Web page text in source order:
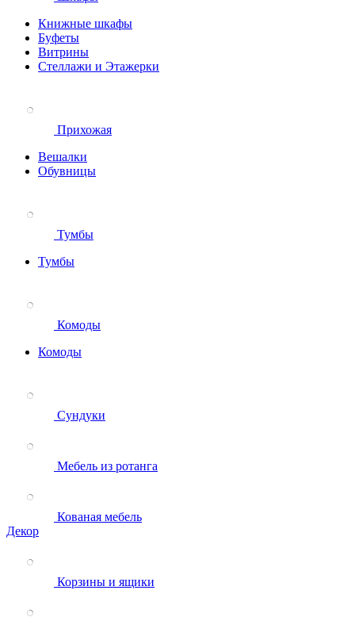
Книжные шкафы
Буфеты
Витрины
Стеллажи и Этажерки
Прихожая
Вешалки
Обувницы
Тумбы
Тумбы
Комоды
Комоды
Сундуки
Мебель из ротанга
Кованая мебель
Декор
Корзины и ящики